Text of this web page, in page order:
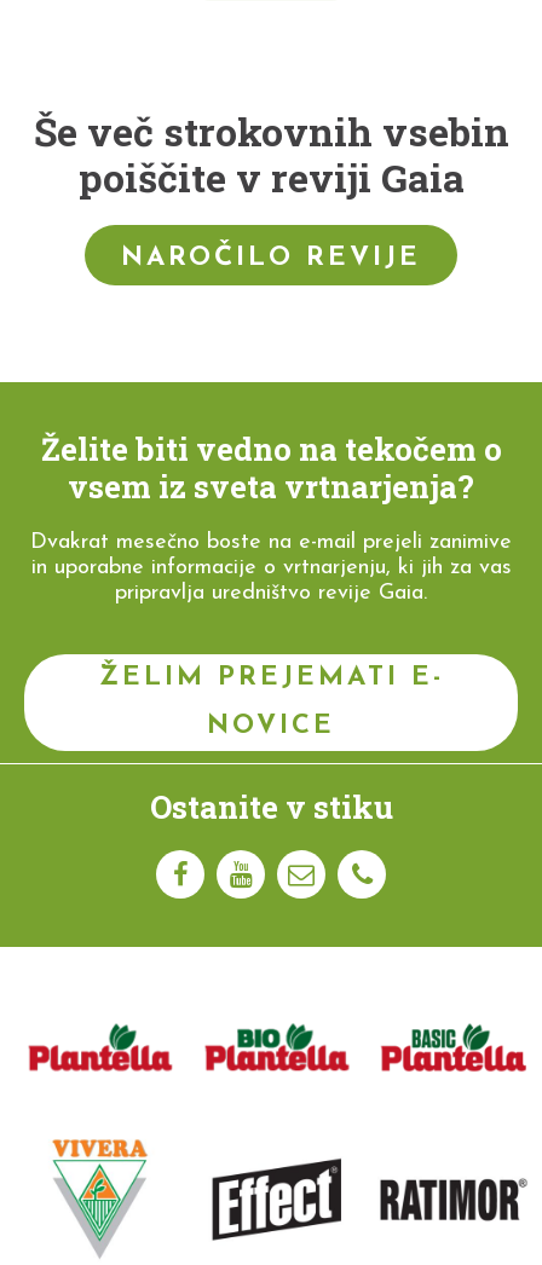
Še več strokovnih vsebin
poiščite v reviji Gaia
NAROČILO REVIJE
Želite biti vedno na tekočem o
vsem iz sveta vrtnarjenja?
Dvakrat mesečno boste na e-mail prejeli zanimive
in uporabne informacije o vrtnarjenju, ki jih za vas
pripravlja uredništvo revije Gaia.
ŽELIM PREJEMATI E-
NOVICE
Ostanite v stiku